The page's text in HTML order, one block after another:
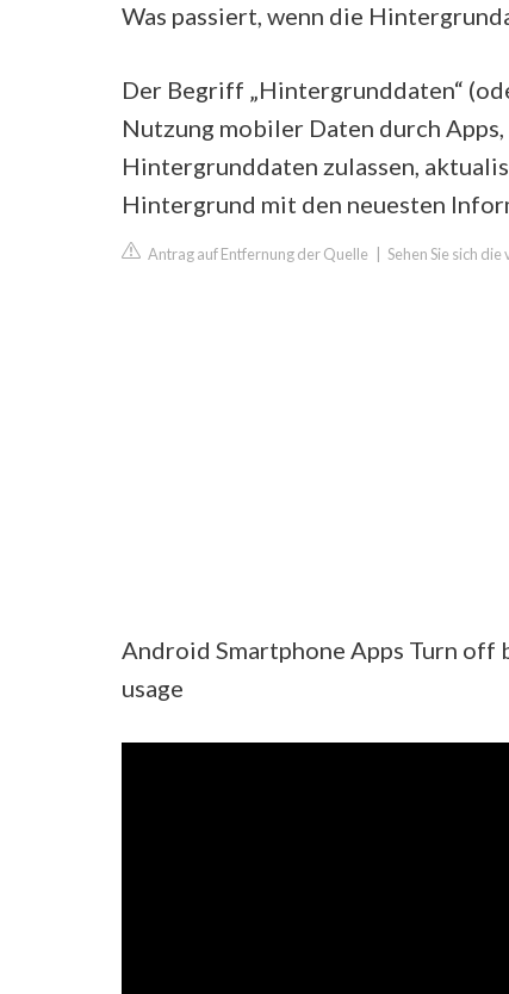
Was passiert, wenn die
Der Begriff „Hintergrunddaten“
Nutzung mobiler Daten durch
Hintergrunddaten zulassen,
Hintergrund mit den neuesten
Antrag auf Entfernung der Quelle Sehen Sie sich
Android Smartphone Apps Turn
usage